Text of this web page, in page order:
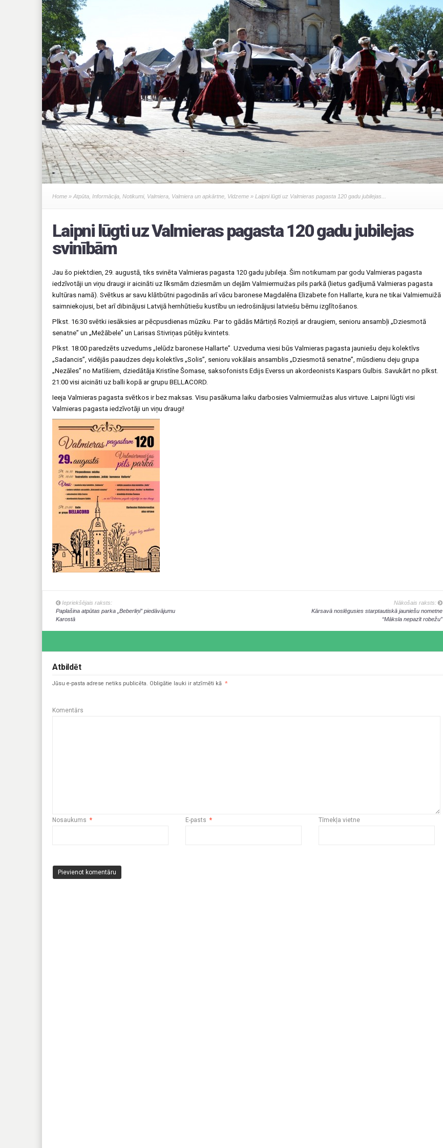
Home » Atpūta Informācija Notikumi, Valmiera Valmiera un apkārtne Vidzeme » Laipni lūgti uz Valmieras pagasta 120 gadu jubilejas...
Laipni lūgti uz Valmieras pagasta 120 gadu jubilejas
svinībām
Jau šo piektdien, 29. augustā, tiks svinēta Valmieras pagasta 120 gadu jubileja. Šim notikumam par godu Valmieras pagasta
iedzīvotāji un viņu draugi ir aicināti uz līksmām dziesmām un dejām Valmiermuižas pils parkā (lietus gadījumā Valmieras pagasta
kultūras namā). Svētkus ar savu klātbūtni pagodinās arī vācu baronese Magdalēna Elizabete fon Hallarte, kura ne tikai Valmiemuižā
saimniekojusi, bet arī dibinājusi Latvijā hernhūtiešu kustību un iedrošinājusi latviešu bērnu izglītošanos.
Plkst. 16:30 svētki iesāksies ar pēcpusdienas mūziku. Par to gādās Mārtiņš Roziņš ar draugiem, senioru ansambļi „Dziesmotā
senatne” un „Mežābele” un Larisas Stivriņas pūtēju kvintets.
Plkst. 18:00 paredzēts uzvedums „Ielūdz baronese Hallarte”. Uzveduma viesi būs Valmieras pagasta jauniešu deju kolektīvs
„Sadancis”, vidējās paaudzes deju kolektīvs „Solis”, senioru vokālais ansamblis „Dziesmotā senatne”, mūsdienu deju grupa
„Nezāles” no Matīšiem, dziedātāja Kristīne Šomase, saksofonists Edijs Everss un akordeonists Kaspars Gulbis. Savukārt no plkst.
21:00 visi aicināti uz balli kopā ar grupu BELLACORD.
Ieeja Valmieras pagasta svētkos ir bez maksas. Visu pasākuma laiku darbosies Valmiermuižas alus virtuve. Laipni lūgti visi
Valmieras pagasta iedzīvotāji un viņu draugi!
Iepriekšējais raksts:
Paplašina atpūtas parka „Beberliņi” piedāvājumu
Karostā
Nākošais raksts:
Kārsavā noslēgusies starptautiskā jauniešu nometne
“Māksla nepazīt robežu”
Atbildēt
Jūsu e-pasta adrese netiks publicēta. Obligātie lauki ir atzīmēti kā *
Komentārs
Nosaukums * E-pasts * Tīmekļa vietne